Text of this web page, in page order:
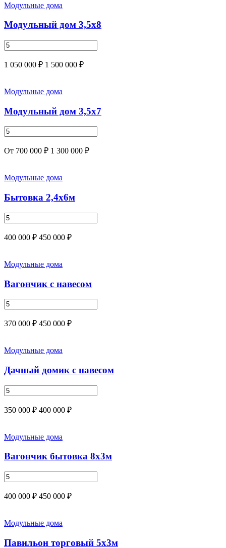
Модульные дома
Модульный дом 3,5х8
1 050 000 ₽ 1 500 000 ₽
Модульные дома
Модульный дом 3,5х7
От 700 000 ₽ 1 300 000 ₽
Модульные дома
Бытовка 2,4х6м
400 000 ₽ 450 000 ₽
Модульные дома
Вагончик с навесом
370 000 ₽ 450 000 ₽
Модульные дома
Дачный домик с навесом
350 000 ₽ 400 000 ₽
Модульные дома
Вагончик бытовка 8х3м
400 000 ₽ 450 000 ₽
Модульные дома
Павильон торговый 5х3м